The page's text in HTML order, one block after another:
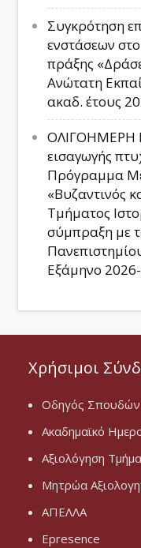
Συγκρότηση
ενστάσεων
πράξης
Ανώτατη
ακαδ. έτους
ΟΛΙΓΟΗΜΕΡΗ
εισαγωγής
Πρόγραμμα
«Βυζαντινός
Τμήματος
σύμπραξη με
Εξάμηνο
Χρήσιμοι
Οδηγός Σπουδών
Ακαδημαϊκό
Αξιολόγηση
Μητρώα
ΑΠΕΛΛΑ
Epresence